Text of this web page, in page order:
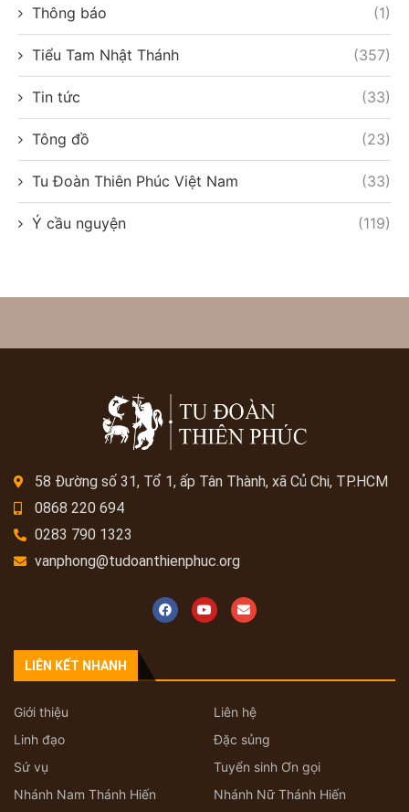
Thông báo (1)
Tiểu Tam Nhật Thánh (357)
Tin tức (33)
Tông đồ (23)
Tu Đoàn Thiên Phúc Việt Nam (33)
Ý cầu nguyện (119)
58 Đường số 31, Tổ 1, ấp Tân Thành, xã Củ Chi, TP.HCM
0868 220 694
0283 790 1323
vanphong@tudoanthienphuc.org
LIÊN KẾT NHANH
Giới thiệu
Liên hệ
Linh đạo
Đặc sủng
Sứ vụ
Tuyển sinh Ơn gọi
Nhánh Nam Thánh Hiến
Nhánh Nữ Thánh Hiến